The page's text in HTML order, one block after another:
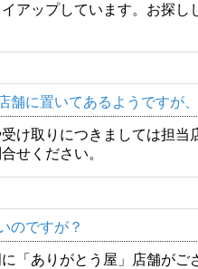
アップしています。お探
舗に置いてあるようですが
け取りにつきましては担
せください。
のですが？
「ありがとう屋」店舗が